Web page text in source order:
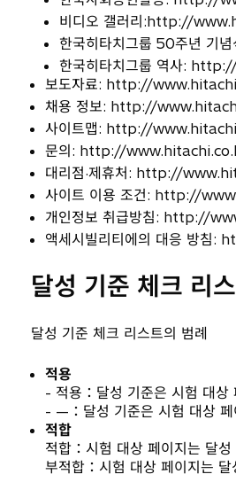
비디오 갤러리:http://
한국히타치그룹 50주년
한국히타치그룹 역사:
보도자료: http://
채용 정보: http://
사이트맵: http://
문의: http://
대리점·제휴처: http://
사이트 이용 조건: http://
개인정보 취급방침: http://
액세시빌리티에의 대응 방
달성 기준 체크 리
달성 기준 체크 리스트의 범례
적용
- 적용：달성 기준은 시험 대상
- —：달성 기준은 시험 대상 페
적합
적합：시험 대상 페이지는 달
부적합：시험 대상 페이지는